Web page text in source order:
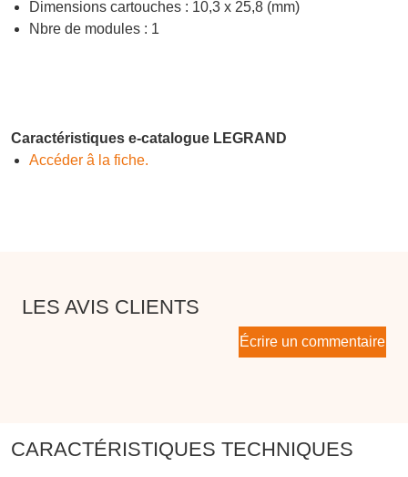
Dimensions cartouches : 10,3 x 25,8 (mm)
Nbre de modules : 1
Caractéristiques e-catalogue LEGRAND
Accéder â la fiche.
LES AVIS CLIENTS
Écrire un commentaire
CARACTÉRISTIQUES TECHNIQUES